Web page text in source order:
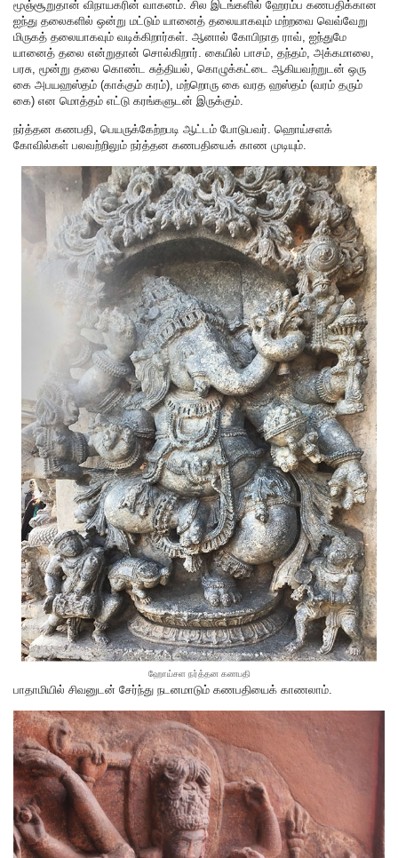
மூஞ்சூறுதான் விநாயகரின் வாகனம். சில இடங்களில் ஹேரம்ப கணபதிக்கான
ஐந்து தலைகளில் ஒன்று மட்டும் யானைத் தலையாகவும் மற்றவை வெவ்வேறு
மிருகத் தலையாகவும் வடிக்கிறார்கள். ஆனால் கோபிநாத ராவ், ஐந்துமே
யானைத் தலை என்றுதான் சொல்கிறார். கையில் பாசம், தந்தம், அக்கமாலை,
பரசு, மூன்று தலை கொண்ட சுத்தியல், கொழுக்கட்டை ஆகியவற்றுடன் ஒரு
கை அபயஹஸ்தம் (காக்கும் கரம்), மற்றொரு கை வரத ஹஸ்தம் (வரம் தரும்
கை) என மொத்தம் எட்டு கரங்களுடன் இருக்கும்.
நர்த்தன கணபதி, பெயருக்கேற்றபடி ஆட்டம் போடுபவர். ஹொய்சளக்
கோவில்கள் பலவற்றிலும் நர்த்தன கணபதியைக் காண முடியும்.
ஹோய்சள நர்த்தன கணபதி
பாதாமியில் சிவனுடன் சேர்ந்து நடனமாடும் கணபதியைக் காணலாம்.